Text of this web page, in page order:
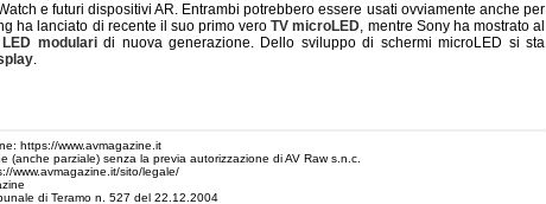
e futuri dispositivi AR. Entrambi potrebbero essere usati ovviamente anche per
ha lanciato di recente il suo primo veroTV microLED, mentre Sony ha mostrato al
modularidi nuova generazione. Dello sviluppo di schermi microLED si sta
.
https://www.avmagazine.it
(anche parziale) senza la previa autorizzazione di AV Raw s.n.c.
www.avmagazine.it/sito/legale/
di Teramo n. 527 del 22.12.2004